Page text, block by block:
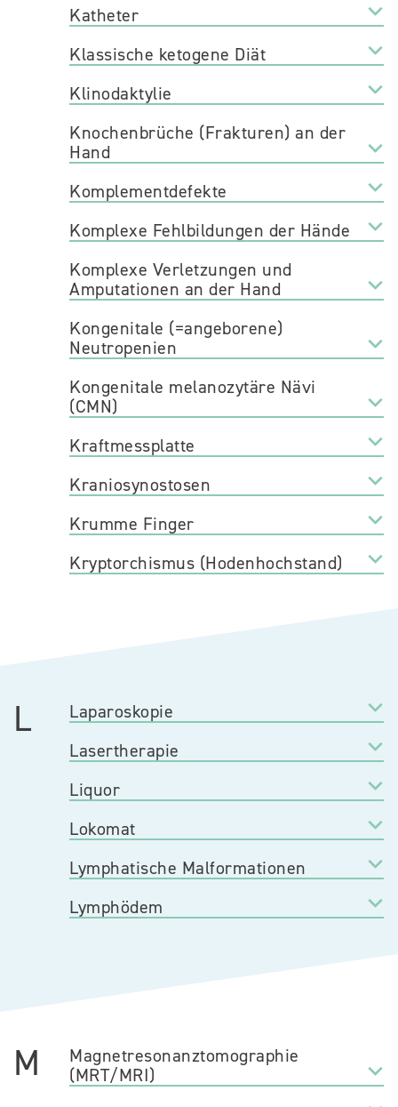
Katheter
Klassische ketogene Diät
Klinodaktylie
Knochenbrüche (Frakturen) an der
Hand
Komplementdefekte
Komplexe Fehlbildungen der Hände
Komplexe Verletzungen und
Amputationen an der Hand
Kongenitale (=angeborene)
Neutropenien
Kongenitale melanozytäre Nävi
(CMN)
Kraftmessplatte
Kraniosynostosen
Krumme Finger
Kryptorchismus (Hodenhochstand)
L
Laparoskopie
Lasertherapie
Liquor
Lokomat
Lymphatische Malformationen
Lymphödem
M
Magnetresonanztomographie
(MRT/MRI)